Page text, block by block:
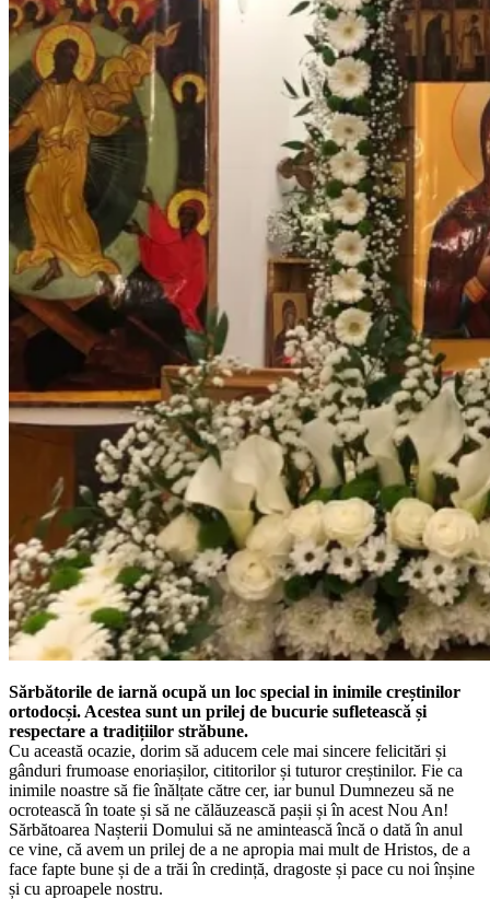
Sărbătorile de iarnă ocupă un loc special in inimile creștinilor
ortodocși. Acestea sunt un prilej de bucurie sufletească și
respectare a tradițiilor străbune.
Cu această ocazie, dorim să aducem cele mai sincere felicitări și
gânduri frumoase enoriașilor, cititorilor și tuturor creștinilor. Fie ca
inimile noastre să fie înălțate către cer, iar bunul Dumnezeu să ne
ocrotească în toate și să ne călăuzească pașii și în acest Nou An!
Sărbătoarea Nașterii Domului să ne amintească încă o dată în anul
ce vine, că avem un prilej de a ne apropia mai mult de Hristos, de a
face fapte bune și de a trăi în credință, dragoste și pace cu noi înșine
și cu aproapele nostru.